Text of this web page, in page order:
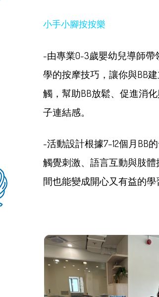
小手小腳按按樂
-由專業0-3歲嬰幼兒導師帶
學的按摩技巧，讓你與BB
觸，幫助BB放鬆、促進消
子連結感。
-活動設計根據7–12個月BB
觸覺刺激、語言互動與肢
間也能變成開心又有益的學